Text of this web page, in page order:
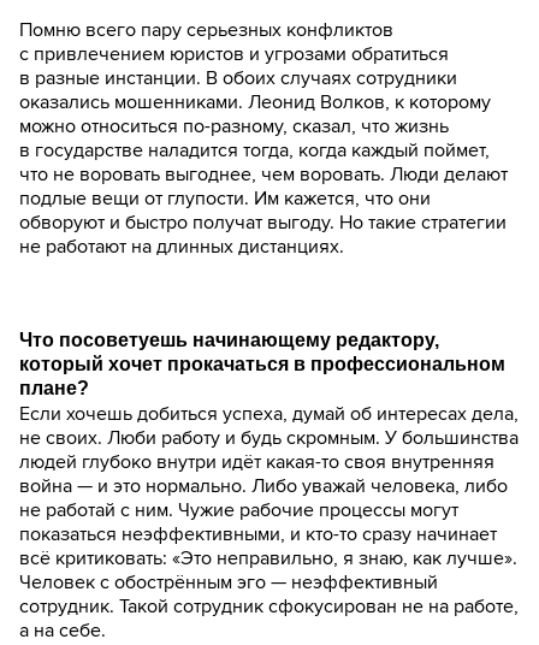
Помню всего пару серьезных конфликтов
с привлечением юристов и угрозами обратиться
в разные инстанции. В обоих случаях сотрудники
оказались мошенниками. Леонид Волков, к которому
можно относиться по-разному, сказал, что жизнь
в государстве наладится тогда, когда каждый поймет,
что не воровать выгоднее, чем воровать. Люди делают
подлые вещи от глупости. Им кажется, что они
обворуют и быстро получат выгоду. Но такие стратегии
не работают на длинных дистанциях.
Что посоветуешь начинающему редактору,
который хочет прокачаться в профессиональном
плане?
Если хочешь добиться успеха, думай об интересах дела,
не своих. Люби работу и будь скромным. У большинства
людей глубоко внутри идёт какая-то своя внутренняя
война — и это нормально. Либо уважай человека, либо
не работай с ним. Чужие рабочие процессы могут
показаться неэффективными, и кто-то сразу начинает
всё критиковать: «Это неправильно, я знаю, как лучше».
Человек с обострённым эго — неэффективный
сотрудник. Такой сотрудник сфокусирован не на работе,
а на себе.